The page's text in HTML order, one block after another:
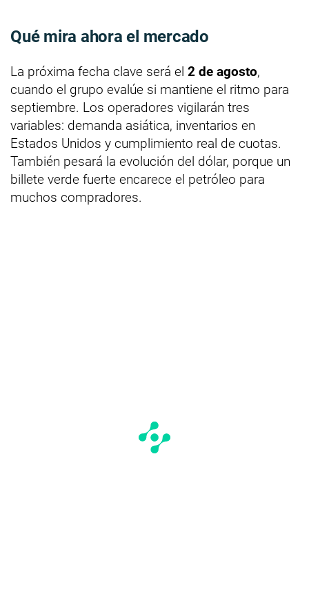
Qué mira ahora el mercado
La próxima fecha clave será el 2 de agosto,
cuando el grupo evalúe si mantiene el ritmo para
septiembre. Los operadores vigilarán tres
variables: demanda asiática, inventarios en
Estados Unidos y cumplimiento real de cuotas.
También pesará la evolución del dólar, porque un
billete verde fuerte encarece el petróleo para
muchos compradores.